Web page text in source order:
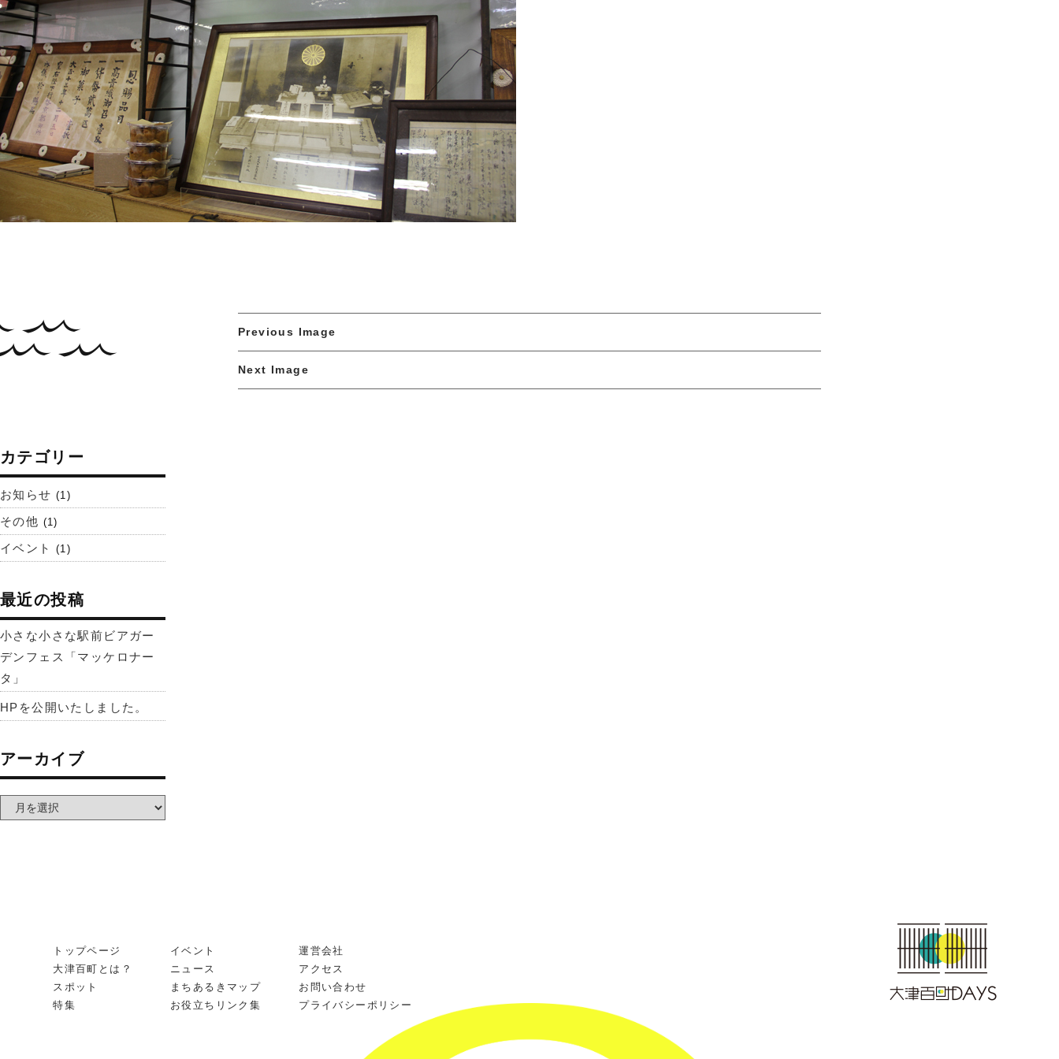
Previous Image
Next Image
カテゴリー
お知らせ (1)
その他 (1)
イベント (1)
最近の投稿
小さな小さな駅前ビアガー
デンフェス「マッケロナー
タ」
HPを公開いたしました。
アーカイブ
トップページ
大津百町とは？
スポット
特集
イベント
ニュース
まちあるきマップ
お役立ちリンク集
運営会社
アクセス
お問い合わせ
プライバシーポリシー